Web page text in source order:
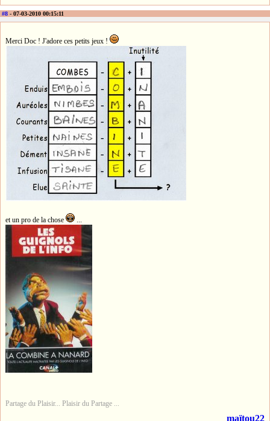
#8 - 07-03-2010 00:15:11
Merci Doc ! J'adore ces petits jeux !
et un pro de la chose ...
Partage du Plaisir... Plaisir du Partage ...
maïtou22